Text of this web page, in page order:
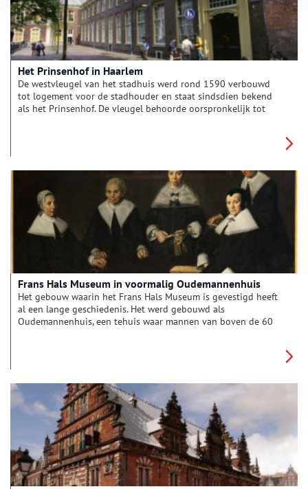
Het Prinsenhof in Haarlem
De westvleugel van het stadhuis werd rond 1590 verbouwd
tot logement voor de stadhouder en staat sindsdien bekend
als het Prinsenhof. De vleugel behoorde oorspronkelijk tot
zijluiken van het Drapeniersaltaar, die afkomstig waren uit de
Grote of Sint Bavokerk, en geschilderd waren door Maerten
van Heemskerck.
Frans Hals Museum in voormalig Oudemannenhuis
Het gebouw waarin het Frans Hals Museum is gevestigd heeft
al een lange geschiedenis. Het werd gebouwd als
Oudemannenhuis, een tehuis waar mannen van boven de 60